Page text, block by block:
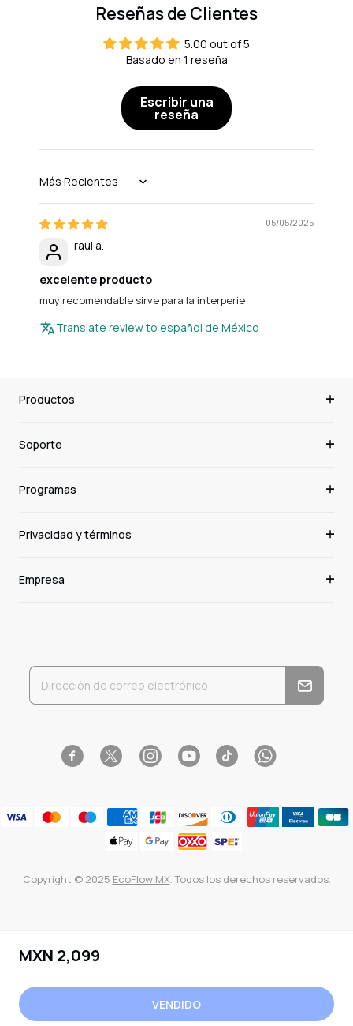
MXN 2,099
VENDIDO
Reseñas de Clientes
5.00 out of 5
Basado en 1 reseña
Escribir una
reseña
Sort by
05/05/2025
raul a.
excelente producto
muy recomendable sirve para la interperie
Translate review to español de México
Productos
Soporte
Programas
Privacidad y términos
Empresa
Copyright © 2025 EcoFlow MX. Todos los derechos reservados.
flechas
navegar